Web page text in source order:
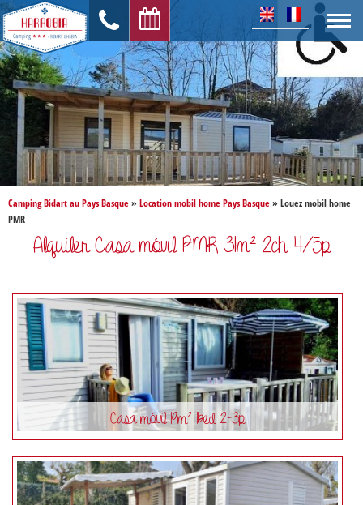
Camping Bidart au Pays Basque»Location mobil home Pays Basque»Louez mobil home
PMR
Alquiler Casa móvil PMR 31m² 2ch 4/5p
Casa móvil 19m² 1bed 2-3p